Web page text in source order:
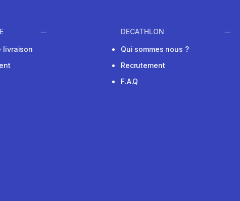
livraison
DECATHLON
Qui sommes nous ?
Recrutement
F.A.Q